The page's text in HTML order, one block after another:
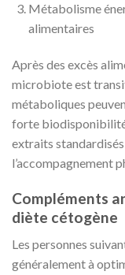
Métabolisme
alimentaires
Après des excès
microbiote est
métaboliques
forte
extraits
l’accompagnement
Compléments
diète cétogène
Les personnes
généralement à